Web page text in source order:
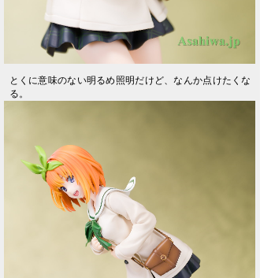
とくに意味のない明るめ照明だけど、なんか点けたくな
る。